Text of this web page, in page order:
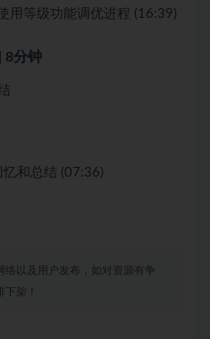
用等级功能调优进程 (16:39)
8分钟
和总结 (07:36)
络以及用户发布，如对资源有争
架！